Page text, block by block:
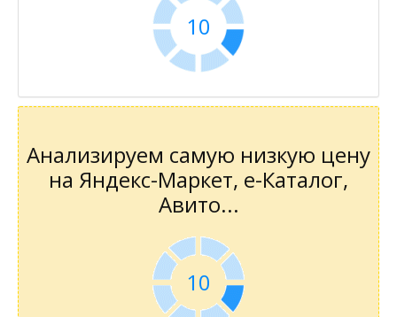
10
Анализируем самую низкую цену
на Яндекс-Маркет, е-Каталог,
Авито...
10